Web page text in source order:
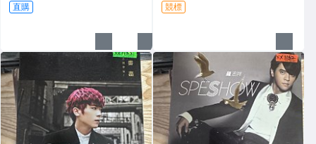
直購 競標